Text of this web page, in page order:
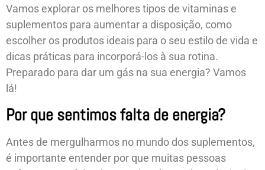
Vamos explorar os melhores tipos de vitaminas e
suplementos para aumentar a disposição, como
escolher os produtos ideais para o seu estilo de vida e
dicas práticas para incorporá-los à sua rotina.
Preparado para dar um gás na sua energia? Vamos
lá!
Por que sentimos falta de energia?
Antes de mergulharmos no mundo dos suplementos,
é importante entender por que muitas pessoas